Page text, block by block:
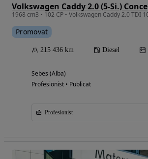
Volkswagen Caddy 2.0 (5-Si.)
1968 cm3 • 102 CP • Volkswagen Caddy 2.0 TDI
Promovat
215 436 km Diesel
Sebes (Alba)
Profesionist • Publicat
Profesionist